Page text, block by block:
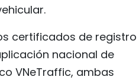
certificados de registro
nacional de
VNeTraffic, ambas